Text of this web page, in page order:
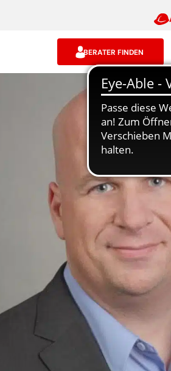
BERATER FINDEN